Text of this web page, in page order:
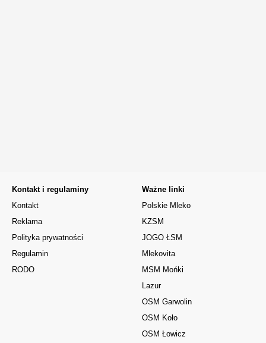
Kontakt i regulaminy
Kontakt
Reklama
Polityka prywatności
Regulamin
RODO
Ważne linki
Polskie Mleko
KZSM
JOGO ŁSM
Mlekovita
MSM Mońki
Lazur
OSM Garwolin
OSM Koło
OSM Łowicz